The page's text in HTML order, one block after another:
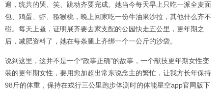
遍，统共的哭、笑、跳动齐要完成。她当今每天早上只吃一派全麦面
包、鸡蛋、虾、猕猴桃，晚上回家吃一份牛油果沙拉，其他什么齐不
碰。每天上昼，证明展齐要去家支配的公园快走五公里，更年期之
后，减肥资料了，她在每条腿上齐绑一个一公斤的沙袋。
说到这里，这并不是一个“政事正确”的故事，一个献技更年期女性变
装的更年期女性，要用愈加超出常东说念主的繁忙，让我方长年保持
98斤的体重，保持在戎行三公里跑步体测时的体能星空app官网版下